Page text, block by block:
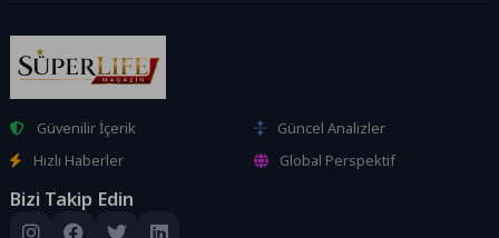
Güvenilir İçerik
Güncel Analizler
Hızlı Haberler
Global Perspektif
Bizi Takip Edin